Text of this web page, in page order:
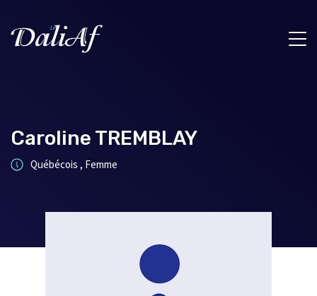
Caroline TREMBLAY
Québécois , Femme